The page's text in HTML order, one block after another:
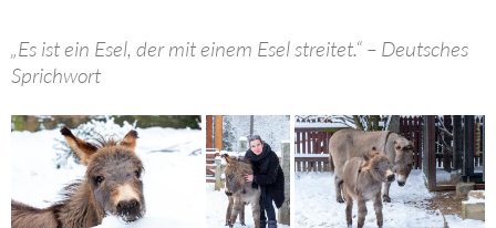
„Es ist ein Esel, der mit einem Esel streitet.“ – Deutsches
Sprichwort